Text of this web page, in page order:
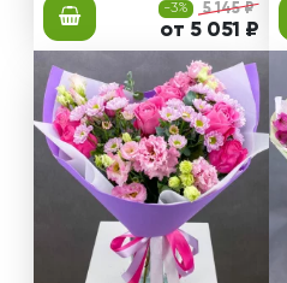
-3% 5 145 ₽
от 5 051 ₽